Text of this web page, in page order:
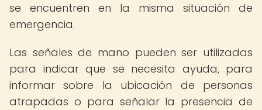
se encuentren en la misma situación de
emergencia.
Las señales de mano pueden ser utilizadas
para indicar que se necesita ayuda, para
informar sobre la ubicación de personas
atrapadas o para señalar la presencia de